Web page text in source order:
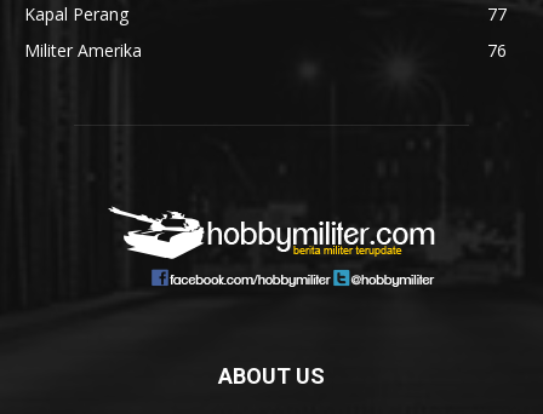
Kapal Perang
77
Militer Amerika
76
ABOUT US